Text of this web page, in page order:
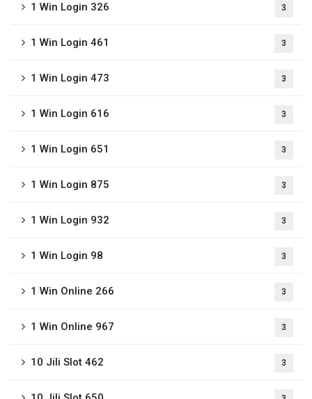
1 Win Login 326 3
1 Win Login 461 3
1 Win Login 473 3
1 Win Login 616 3
1 Win Login 651 3
1 Win Login 875 3
1 Win Login 932 3
1 Win Login 98 3
1 Win Online 266 3
1 Win Online 967 3
10 Jili Slot 462 3